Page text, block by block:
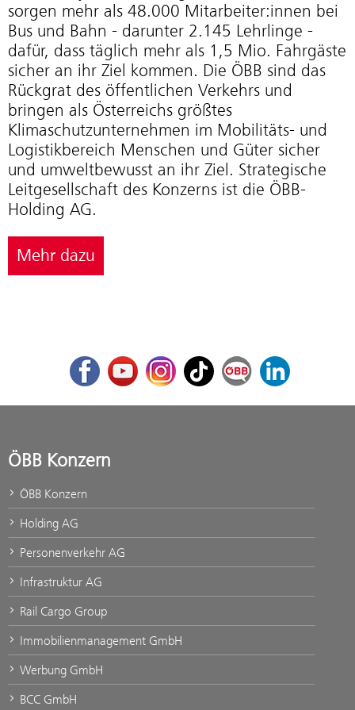
sorgen mehr als 48.000 Mitarbeiter:innen bei
Bus und Bahn - darunter 2.145 Lehrlinge -
dafür, dass täglich mehr als 1,5 Mio. Fahrgäste
sicher an ihr Ziel kommen. Die ÖBB sind das
Rückgrat des öffentlichen Verkehrs und
bringen als Österreichs größtes
Klimaschutzunternehmen im Mobilitäts- und
Logistikbereich Menschen und Güter sicher
und umweltbewusst an ihr Ziel. Strategische
Leitgesellschaft des Konzerns ist die ÖBB-
Holding AG.
Mehr dazu
FacebookYoutubeInstagram
TikTok ÖBB Corporate Blog
LinkedIn
ÖBB Konzern
ÖBB Konzern
Holding AG
Personenverkehr AG
Infrastruktur AG
Rail Cargo Group
Immobilienmanagement GmbH
Werbung GmbH
BCC GmbH